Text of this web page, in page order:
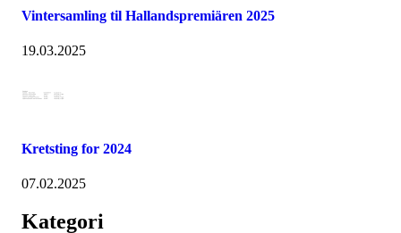
Vintersamling til Hallandspremiären 2025
19.03.2025
Kretsting for 2024
07.02.2025
Kategori